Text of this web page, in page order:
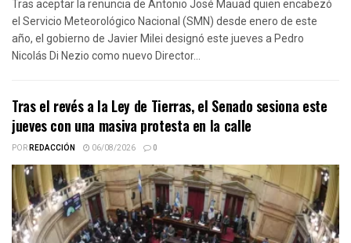
Tras aceptar la renuncia de Antonio José Mauad quien encabezó
el Servicio Meteorológico Nacional (SMN) desde enero de este
año, el gobierno de Javier Milei designó este jueves a Pedro
Nicolás Di Nezio como nuevo Director...
Tras el revés a la Ley de Tierras, el Senado sesiona este
jueves con una masiva protesta en la calle
PORREDACCIÓN 06/08/2026 0